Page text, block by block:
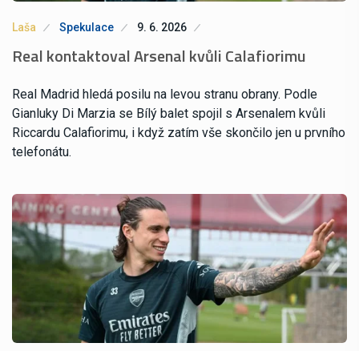
Laša Spekulace 9. 6. 2026
Real kontaktoval Arsenal kvůli Calafiorimu
Real Madrid hledá posilu na levou stranu obrany. Podle
Gianluky Di Marzia se Bílý balet spojil s Arsenalem kvůli
Riccardu Calafiorimu, i když zatím vše skončilo jen u prvního
telefonátu.